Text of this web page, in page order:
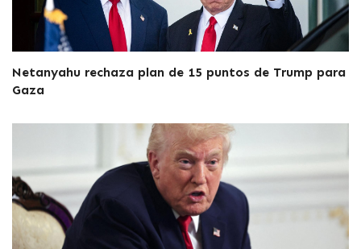
Netanyahu rechaza plan de 15 puntos de Trump para
Gaza